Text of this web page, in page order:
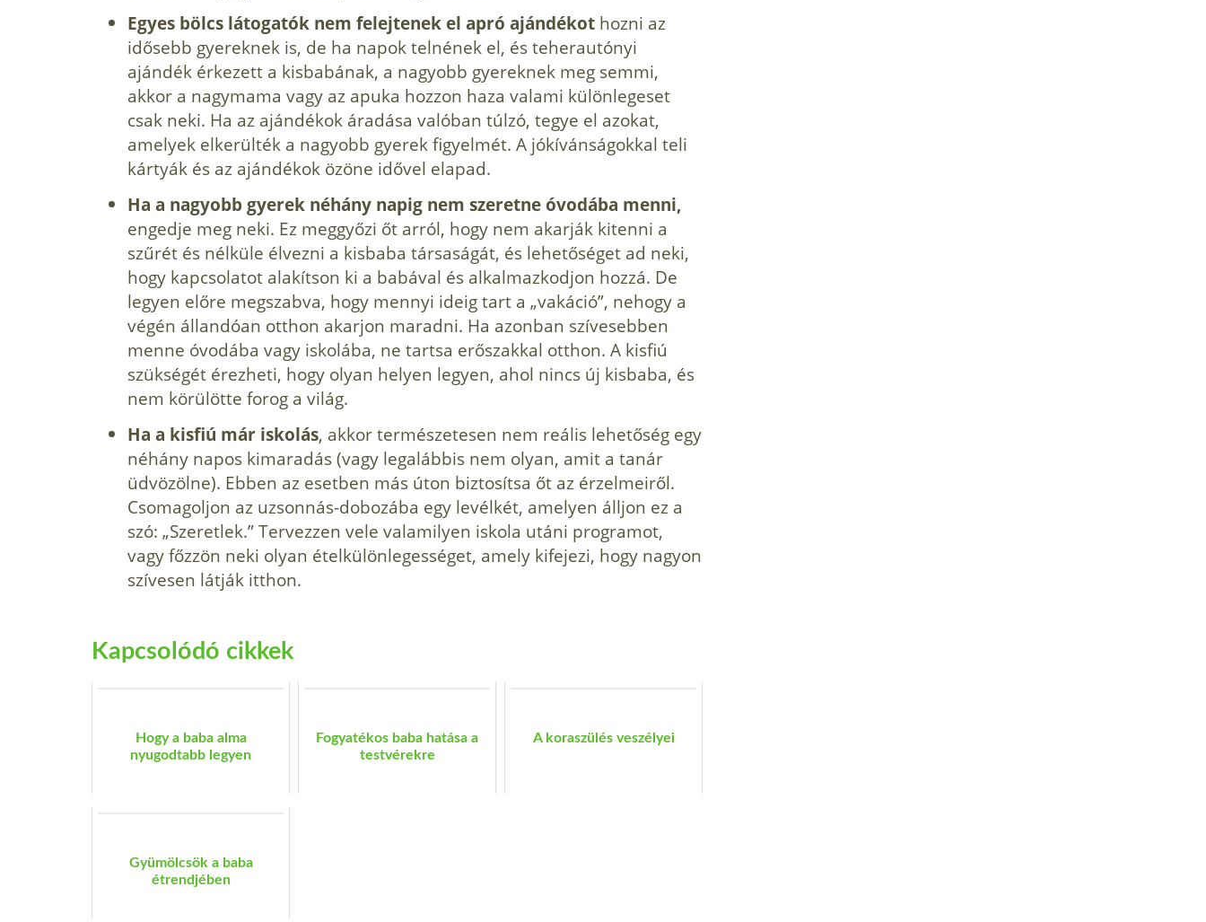
Egyes bölcs látogatók nem felejtenek el apró ajándékot hozni az
idősebb gye­reknek is, de ha napok telnének el, és teherautónyi
ajándék érkezett a kisba­bának, a nagyobb gyereknek meg sem­mi,
akkor a nagymama vagy az apuka hozzon haza valami különlegeset
csak neki. Ha az ajándékok áradása valóban túlzó, tegye el azokat,
amelyek elkerülték a nagyobb gyerek figyelmét. A jókíván­ságokkal teli
kártyák és az ajándékok özöne idővel elapad.
Ha a nagyobb gyerek néhány napig nem szeretne óvodába menni,
engedje meg neki. Ez meggyőzi őt arról, hogy nem akarják kitenni a
szűrét és nélküle élvezni a kisbaba társaságát, és lehetősé­get ad neki,
hogy kapcsolatot alakítson ki a babával és alkalmazkodjon hozzá. De
legyen előre megszabva, hogy mennyi ideig tart a „vakáció”, nehogy a
végén állandóan otthon akarjon maradni. Ha azonban szívesebben
menne óvodába­ vagy iskolába, ne tartsa erőszakkal otthon. A kisfiú
szükségét érezheti, hogy olyan helyen legyen, ahol nincs új kisbaba, és
nem körülötte forog a világ.
Ha a kisfiú már iskolás, akkor természe­tesen nem reális lehetőség egy
néhány napos kimaradás (vagy legalábbis nem olyan, amit a tanár
üdvözölne). Ebben az esetben más úton biztosítsa őt az érzel­meiről.
Csomagoljon az uzsonnás-dobozába egy levélkét, amelyen álljon ez a
szó: „Szeretlek.” Tervezzen vele valamilyen iskola utáni programot,
vagy főzzön neki olyan ételkülönlegességet, amely kifejezi, hogy nagyon
szívesen látják itthon.
Kapcsolódó cikkek
Hogy a baba alma
nyugodtabb legyen
Fogyatékos baba hatása a
testvérekre
A koraszülés veszélyei
Gyümölcsök a baba
étrendjében